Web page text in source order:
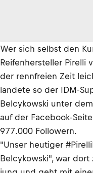
Wer sich selbst den
Reifenhersteller Pirelli
der rennfreien Zeit
landete so der IDM-
Belcykowski unter
auf der Facebook-
977.000 Followern.
"Unser heutiger
Belcykowski", war dort